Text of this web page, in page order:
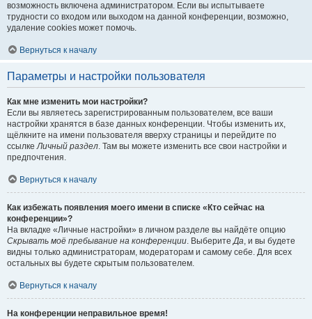
возможность включена администратором. Если вы испытываете
трудности со входом или выходом на данной конференции, возможно,
удаление cookies может помочь.
Вернуться к началу
Параметры и настройки пользователя
Как мне изменить мои настройки?
Если вы являетесь зарегистрированным пользователем, все ваши
настройки хранятся в базе данных конференции. Чтобы изменить их,
щёлкните на имени пользователя вверху страницы и перейдите по
ссылкеЛичный раздел. Там вы можете изменить все свои настройки и
предпочтения.
Вернуться к началу
Как избежать появления моего имени в списке «Кто сейчас на
конференции»?
На вкладке «Личные настройки» в личном разделе вы найдёте опцию
Скрывать моё пребывание на конференции. ВыберитеДа, и вы будете
видны только администраторам, модераторам и самому себе. Для всех
остальных вы будете скрытым пользователем.
Вернуться к началу
На конференции неправильное время!